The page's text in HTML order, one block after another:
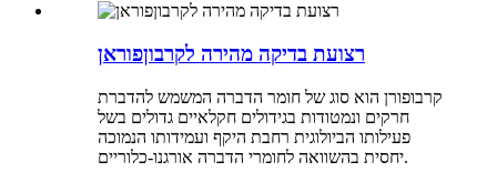
רצועת בדיקה מהירה לקרבוןפוראן
קרבופורן הוא סוג של חומר הדברה המשמש להדברת
חרקים ונמטודות בגידולים חקלאיים גדולים בשל
פעילותו הביולוגית רחבת היקף ועמידותו הנמוכה
יחסית בהשוואה לחומרי הדברה אורגנו-כלוריים.